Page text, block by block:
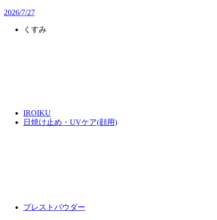
2026/7/27
くすみ
IROIKU
日焼け止め・UVケア(顔用)
プレストパウダー